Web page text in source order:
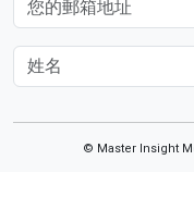
© Master Insight